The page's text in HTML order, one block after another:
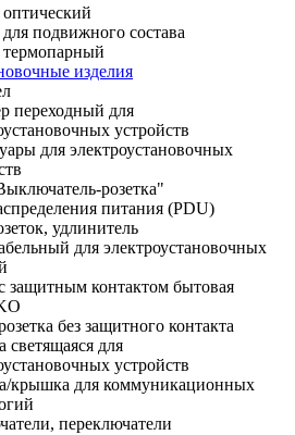
подвижного состава
термопарный
изделия
переходный для
устройств
для электроустановочных
розетка"
питания (PDU)
удлинитель
для электроустановочных
защитным контактом бытовая
без защитного контакта
светящаяся для
устройств
крышка для коммуникационных
переключатели